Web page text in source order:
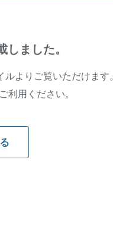
ました。
よりご覧いただけます。
用ください。